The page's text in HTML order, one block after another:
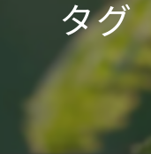
タグ